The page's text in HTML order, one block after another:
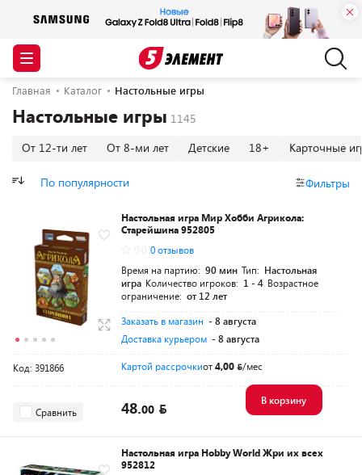
Главная Каталог Настольные игры
Настольные игры
От 12-ти лет От 8-ми лет Детские 18+ Карточные
По популярности Фильтры
Настольная игра Мир Хобби Агрикола:
Старейшина 952805
0 отзывов
Время на партию: 90 мин Тип: Настольная
игра Количество игроков: 1 - 4 Возрастное
ограничение: от 12 лет
Заказать в магазин - 8 августа
Доставка курьером - 8 августа
Код: 391866 Картой рассрочкиот4,00 /мес
Сравнить 48.00
В корзину
Настольная игра Hobby World Жри их всех
952812